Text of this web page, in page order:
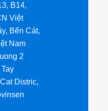
B14,
Việt
Bến Cát,
Nam
2
Distric,